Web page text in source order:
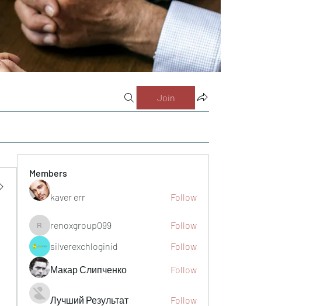
Join
Members
kaver err Follow
renoxgroup099
renoxgroup099
Follow
silverexchloginid
Follow
Макар Слипченко Follow
Лучший Результат Follow